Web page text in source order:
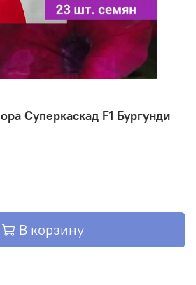
Суперкаскад F1 Бургунди
В корзину